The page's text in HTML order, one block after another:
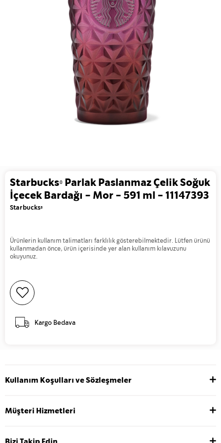
Starbucks® Parlak Paslanmaz Çelik Soğuk
İçecek Bardağı - Mor - 591 ml - 11147393
Starbucks®
Ürünlerin kullanım talimatları farklılık gösterebilmektedir. Lütfen ürünü
kullanmadan önce, ürün içerisinde yer alan kullanım kılavuzunu
okuyunuz.
Kargo Bedava
Kullanım Koşulları ve Sözleşmeler
Müşteri Hizmetleri